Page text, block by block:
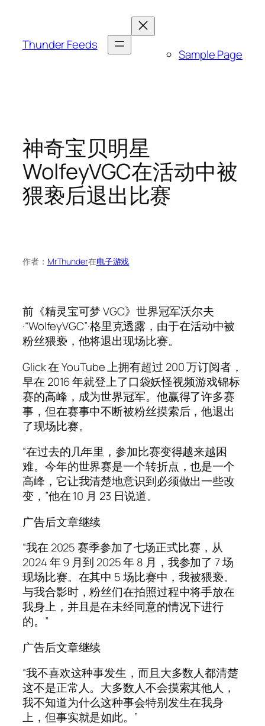
Thunder Feeds
Sample Page
神奇宝贝明星
WolfeyVGC在活动中被
猥亵后退出比赛
作者： MrThunder在电子游戏
前《精灵宝可梦 VGC》世界冠军沃尔夫
·“WolfeyVGC”·格里克透露，由于在活动中被
粉丝猥亵，他将退出现场比赛。
Glick 在 YouTube 上拥有超过 200 万订阅者，
早在 2016 年就登上了口袋妖怪视频游戏锦标
赛的高峰，成为世界冠军。他赢得了许多赛
事，但在赛事中不断被粉丝摸索后，他退出
了现场比赛。
“在过去的几年里，参加比赛变得越来越困
难。今年的世界赛是一个转折点，也是一个
高峰，它让我清楚地意识到必须做出一些改
变，”他在 10 月 23 日说道。
广告后文章继续
“我在 2025 赛季参加了七场正式比赛，从
2024 年 9 月到 2025 年 8 月，我参加了 7 场
现场比赛。在其中 5 场比赛中，我被猥亵。
与我合影时，粉丝们在拍照过程中将手放在
我身上，并且是在未经同意的情况下进行
的。”
广告后文章继续
“我不喜欢这种事发生，而且大多数人都清楚
这不是正常人。大多数人不会摸索其他人，
我不知道为什么这种事会特别发生在我身
上，但事实就是如此。”